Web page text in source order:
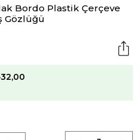
Bordo Plastik Çerçeve
Gözlüğü